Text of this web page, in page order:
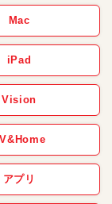
Mac
iPad
Vision
アプリ